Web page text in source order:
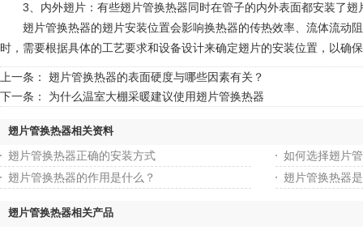
3、内外翅片：有些翅片管换热器同时在管子的内外表面都安装了翅
翅片管换热器的翅片安装位置会影响换热器的传热效率、流体流动
时，需要根据具体的工艺要求和设备设计来确定翅片的安装位置，以确
上一条： 翅片管换热器的表面硬度与哪些因素有关？
下一条： 为什么温室大棚采暖建议使用翅片管换热器
翅片管换热器相关资料
翅片管换热器正确的安装方式
如何选择翅片
翅片管换热器的作用是什么？
翅片管换热器
翅片管换热器相关产品